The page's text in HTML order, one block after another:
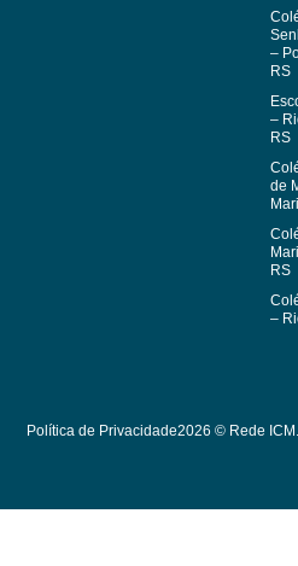
–
RS
–
RS
de
RS
–
Política de Privacidade2026 © Rede